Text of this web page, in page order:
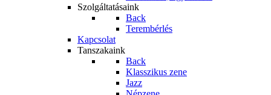
Szolgáltatásaink
Back
Terembérlés
Kapcsolat
Tanszakaink
Back
Klasszikus zene
Jazz